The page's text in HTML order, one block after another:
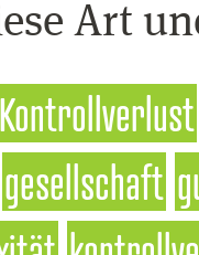
Art
Kontrollverlust
gesellschaft